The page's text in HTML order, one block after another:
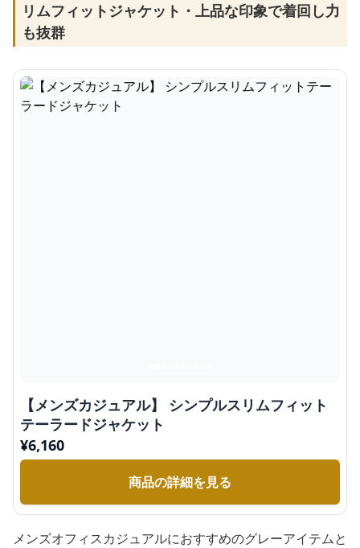
リムフィットジャケット・上品な印象で着回し力
も抜群
【メンズカジュアル】 シンプルスリムフィット
テーラードジャケット
¥6,160
商品の詳細を見る
メンズオフィスカジュアルにおすすめのグレーアイテムと